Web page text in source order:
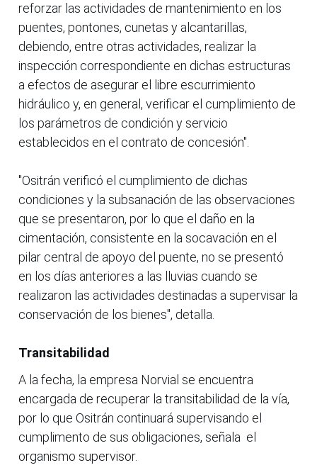
reforzar las actividades de mantenimiento en los
puentes, pontones, cunetas y alcantarillas,
debiendo, entre otras actividades, realizar la
inspección correspondiente en dichas estructuras
a efectos de asegurar el libre escurrimiento
hidráulico y, en general, verificar el cumplimiento de
los parámetros de condición y servicio
establecidos en el contrato de concesión".
"Ositrán verificó el cumplimiento de dichas
condiciones y la subsanación de las observaciones
que se presentaron, por lo que el daño en la
cimentación, consistente en la socavación en el
pilar central de apoyo del puente, no se presentó
en los días anteriores a las lluvias cuando se
realizaron las actividades destinadas a supervisar la
conservación de los bienes", detalla.
Transitabilidad
A la fecha, la empresa Norvial se encuentra
encargada de recuperar la transitabilidad de la vía,
por lo que Ositrán continuará supervisando el
cumplimento de sus obligaciones, señala el
organismo supervisor.